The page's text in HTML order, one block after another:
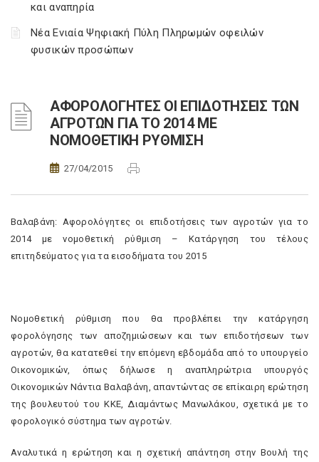
και αναπηρία
Νέα Ενιαία Ψηφιακή Πύλη Πληρωμών οφειλών
φυσικών προσώπων
ΑΦΟΡΟΛΟΓΗΤΕΣ ΟΙ ΕΠΙΔΟΤΗΣΕΙΣ ΤΩΝ
ΑΓΡΟΤΩΝ ΓΙΑ ΤΟ 2014 ΜΕ
ΝΟΜΟΘΕΤΙΚΗ ΡΥΘΜΙΣΗ
27/04/2015
Βαλαβάνη: Αφορολόγητες οι επιδοτήσεις των αγροτών για το
2014 με νομοθετική ρύθμιση – Κατάργηση του τέλους
επιτηδεύματος για τα εισοδήματα του 2015
Νομοθετική ρύθμιση που θα προβλέπει την κατάργηση
φορολόγησης των αποζημιώσεων και των επιδοτήσεων των
αγροτών, θα κατατεθεί την επόμενη εβδομάδα από το υπουργείο
Οικονομικών, όπως δήλωσε η αναπληρώτρια υπουργός
Οικονομικών Νάντια Βαλαβάνη, απαντώντας σε επίκαιρη ερώτηση
της βουλευτού του ΚΚΕ, Διαμάντως Μανωλάκου, σχετικά με το
φορολογικό σύστημα των αγροτών.
Αναλυτικά η ερώτηση και η σχετική απάντηση στην Βουλή της